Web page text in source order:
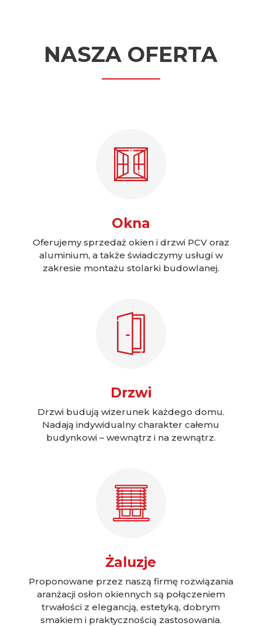
NASZA OFERTA
Okna
Oferujemy sprzedaż okien i drzwi PCV oraz
aluminium, a także świadczymy usługi w
zakresie montażu stolarki budowlanej.
Drzwi
Drzwi budują wizerunek każdego domu.
Nadają indywidualny charakter całemu
budynkowi – wewnątrz i na zewnątrz.
Żaluzje
Proponowane przez naszą firmę rozwiązania
aranżacji osłon okiennych są połączeniem
trwałości z elegancją, estetyką, dobrym
smakiem i praktycznością zastosowania.